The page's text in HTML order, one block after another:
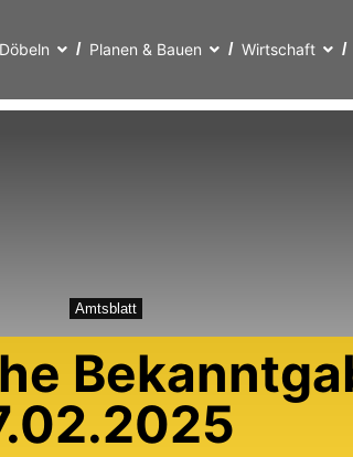
Planen & Bauen Wirtschaft
Amtsblatt